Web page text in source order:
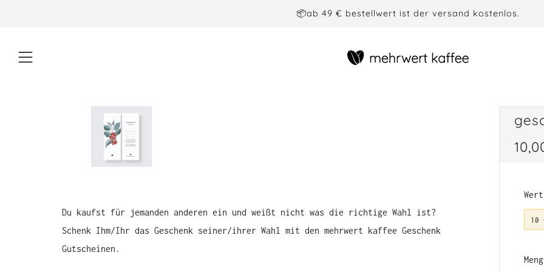
📦ab 49 € bestellwert ist der versand kostenlos.
Menü
Wert
10
Du kaufst für jemanden anderen ein und weißt nicht was die richtige Wahl ist?
Schenk Ihm/Ihr das Geschenk seiner/ihrer Wahl mit den mehrwert kaffee Geschenk
Gutscheinen.